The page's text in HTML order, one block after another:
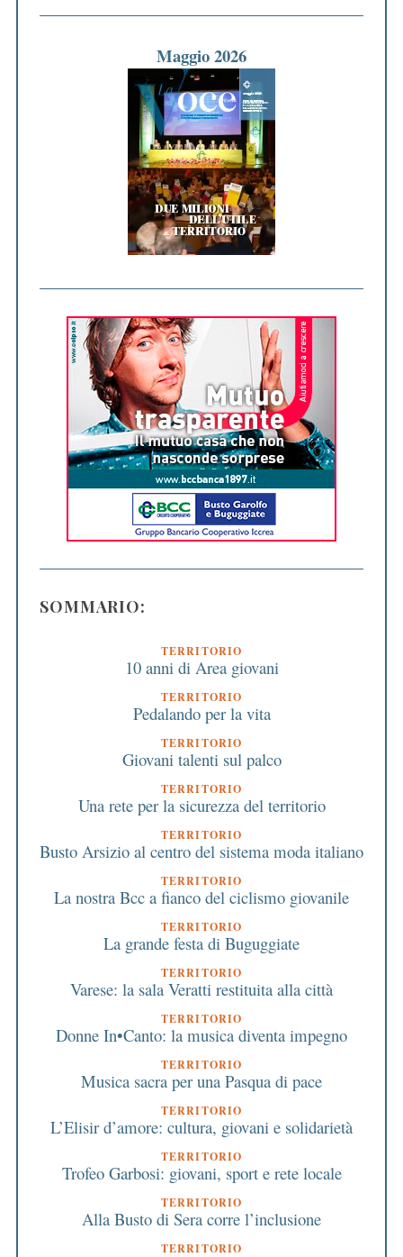
Maggio 2026
SOMMARIO:
TERRITORIO
10 anni di Area giovani
TERRITORIO
Pedalando per la vita
TERRITORIO
Giovani talenti sul palco
TERRITORIO
Una rete per la sicurezza del territorio
TERRITORIO
Busto Arsizio al centro del sistema moda italiano
TERRITORIO
La nostra Bcc a fianco del ciclismo giovanile
TERRITORIO
La grande festa di Buguggiate
TERRITORIO
Varese: la sala Veratti restituita alla città
TERRITORIO
Donne In•Canto: la musica diventa impegno
TERRITORIO
Musica sacra per una Pasqua di pace
TERRITORIO
L’Elisir d’amore: cultura, giovani e solidarietà
TERRITORIO
Trofeo Garbosi: giovani, sport e rete locale
TERRITORIO
Alla Busto di Sera corre l’inclusione
TERRITORIO